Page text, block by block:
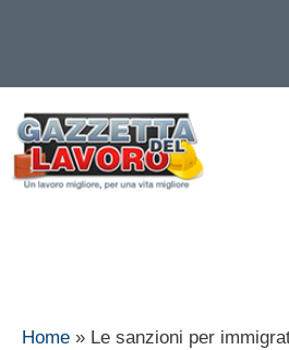
contenuto
Home » Le sanzioni per